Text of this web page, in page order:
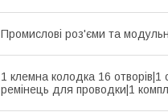
Промислові роз'єми та
1 клемна колодка 16 отворів|1
ремінець для проводки|1